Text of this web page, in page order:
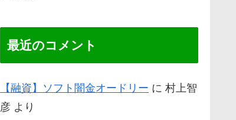
最近のコメント
【融資】ソフト闇金オードリー に 村上智
彦 より